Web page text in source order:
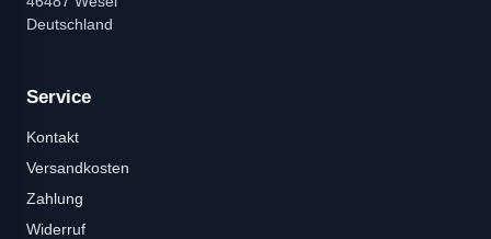
Deutschland
Service
Kontakt
Versandkosten
Zahlung
Widerruf